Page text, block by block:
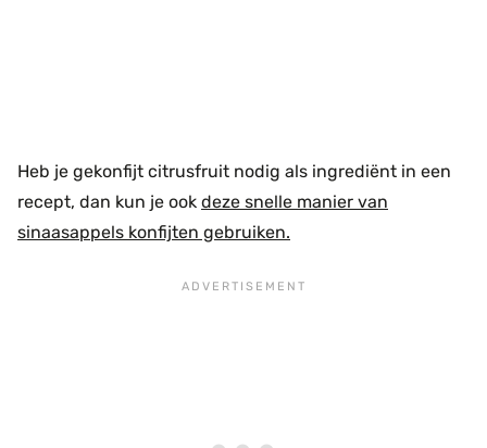
Heb je gekonfijt citrusfruit nodig als ingrediënt in een
recept, dan kun je ook deze snelle manier van
sinaasappels konfijten gebruiken.